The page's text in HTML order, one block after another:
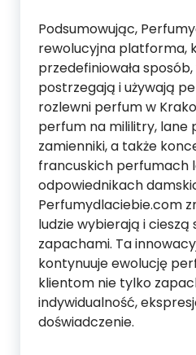
Podsumowując,
rewolucyjna platforma,
przedefiniowała
postrzegają i używają
rozlewni perfum w
perfum na mililitry, lane
zamienniki, a także
francuskich perfumach
odpowiednikach
Perfumydlaciebie.com
ludzie wybierają i cieszą
zapachami. Ta
kontynuuje ewolucję
klientom nie tylko
indywidualność,
doświadczenie.